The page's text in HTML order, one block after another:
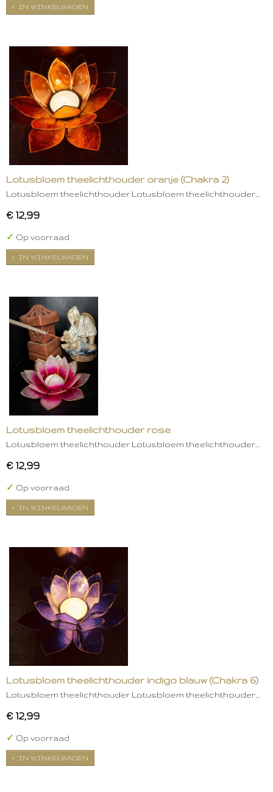
IN WINKELWAGEN
Lotusbloem theelichthouder oranje (Chakra 2)
Lotusbloem theelichthouder Lotusbloem theelichthouder…
€ 12,99
✓ Op voorraad
IN WINKELWAGEN
Lotusbloem theelichthouder rose
Lotusbloem theelichthouder Lotusbloem theelichthouder…
€ 12,99
✓ Op voorraad
IN WINKELWAGEN
Lotusbloem theelichthouder indigo blauw (Chakra 6)
Lotusbloem theelichthouder Lotusbloem theelichthouder…
€ 12,99
✓ Op voorraad
IN WINKELWAGEN